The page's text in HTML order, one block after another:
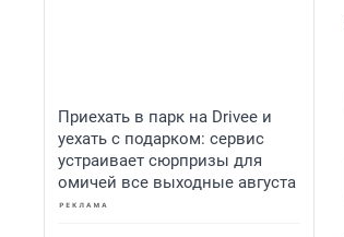
Приехать в парк на Drivee и
уехать с подарком: сервис
устраивает сюрпризы для
омичей все выходные августа